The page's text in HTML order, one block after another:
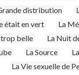
distribution
était en vert La
belle La Nuit
La Source
La Vie sexuelle de